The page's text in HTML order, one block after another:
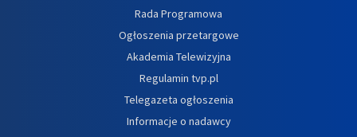
Rada Programowa
Ogłoszenia przetargowe
Akademia Telewizyjna
Regulamin tvp.pl
Telegazeta ogłoszenia
Informacje o nadawcy